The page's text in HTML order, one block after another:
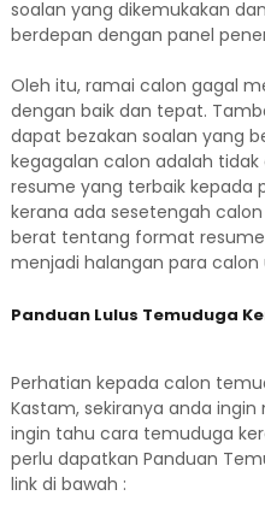
soalan yang dikemukakan
berdepan dengan panel
Oleh itu, ramai calon gagal
dengan baik dan tepat.
dapat bezakan soalan yang
kegagalan calon adalah
resume yang terbaik kepada
kerana ada sesetengah
berat tentang format resume
menjadi halangan para
Panduan Lulus Temuduga
Perhatian kepada calon
Kastam, sekiranya anda
ingin tahu cara temuduga
perlu dapatkan Panduan
link di bawah :